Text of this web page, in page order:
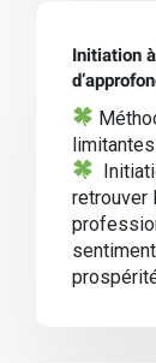
Initiation
retrouver